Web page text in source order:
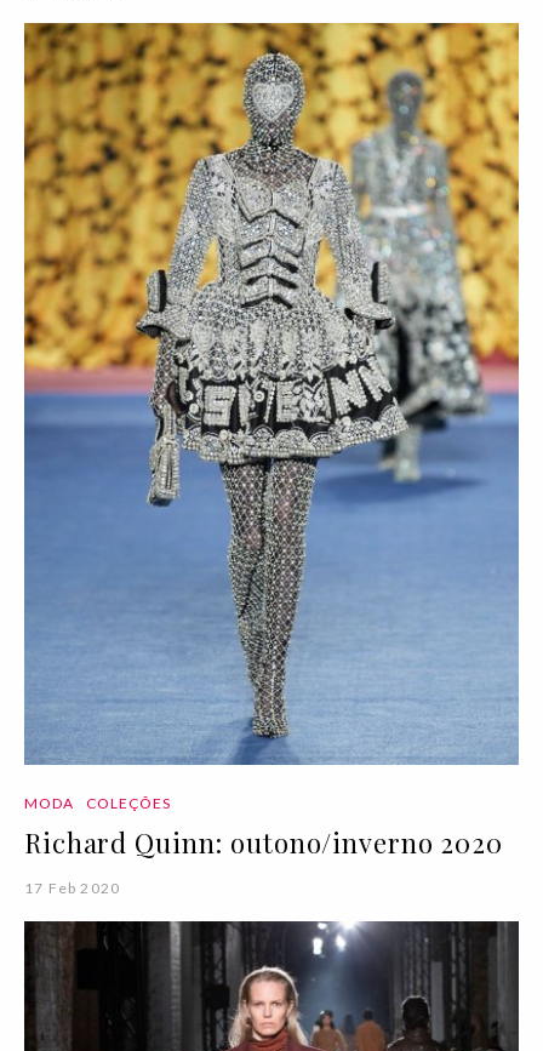
MODA COLEÇÕES
Richard Quinn: outono/inverno 2020
17 Feb 2020